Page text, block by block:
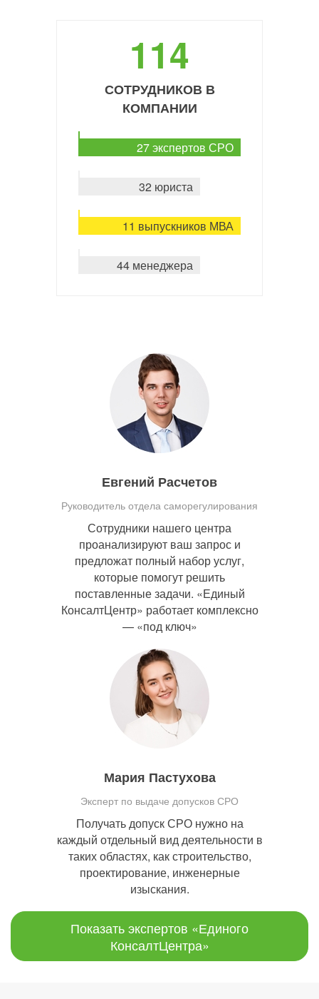
114
СОТРУДНИКОВ В
КОМПАНИИ
27 экспертов СРО
32 юриста
11 выпускников МВА
44 менеджера
Евгений Расчетов
Руководитель отдела саморегулирования
Сотрудники нашего центра
проанализируют ваш запрос и
предложат полный набор услуг,
которые помогут решить
поставленные задачи. «Единый
КонсалтЦентр» работает комплексно
— «под ключ»
Мария Пастухова
Эксперт по выдаче допусков СРО
Получать допуск СРО нужно на
каждый отдельный вид деятельности в
таких областях, как строительство,
проектирование, инженерные
изыскания.
Показать экспертов «Единого
КонсалтЦентра»